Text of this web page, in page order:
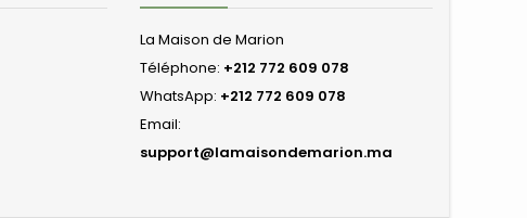
La Maison de Marion
Téléphone: +212 772 609 078
WhatsApp: +212 772 609 078
Email:
support@lamaisondemarion.ma